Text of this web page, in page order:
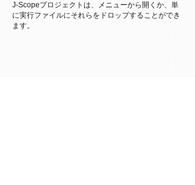
J-Scopeプロジェクトは、メニューから開くか、単
に実行ファイルにそれらをドロップすることができ
ます。